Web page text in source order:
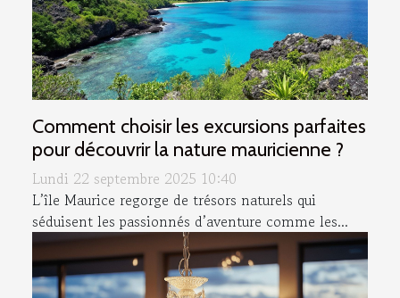
Comment choisir les excursions parfaites
pour découvrir la nature mauricienne ?
Lundi 22 septembre 2025 10:40
L’île Maurice regorge de trésors naturels qui
séduisent les passionnés d’aventure comme les...